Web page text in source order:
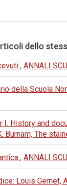
dello
, ANNALI
della Scuola
I. History and
Burnam, The
, ANNALI
Louis Gernet,